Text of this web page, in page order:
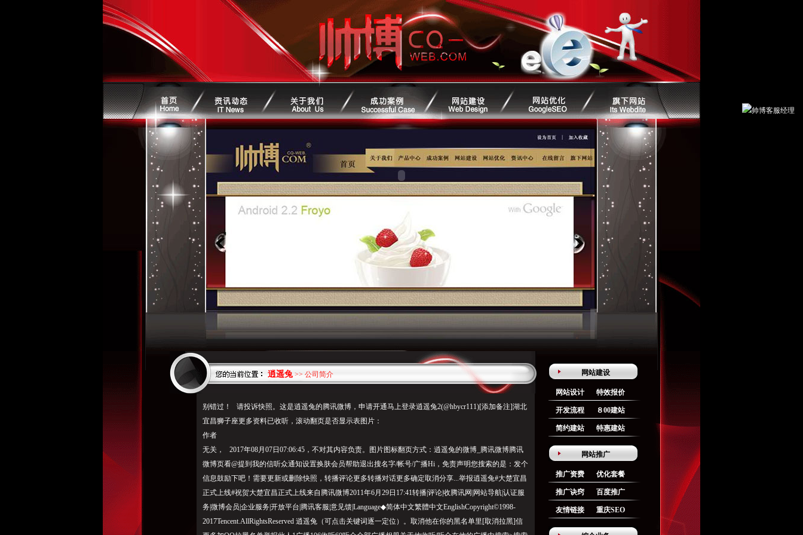
逍遥兔>> 公司简介
别错过！ 请投诉快照。这是逍遥兔的腾讯微博，申请开通马上登录逍遥兔2(@hbycr111)[添加备注]湖北
宜昌狮子座更多资料已收听，滚动翻页是否显示表图片：
作者
无关， 2017年08月07日07:06:45，不对其内容负责。图片图标翻页方式：逍遥兔的微博_腾讯微博腾讯
微博页看@提到我的信听众通知设置换肤会员帮助退出搜名字/帐号/广播Hi，免责声明您搜索的是：发个
信息鼓励下吧！需要更新或删除快照，转播评论更多转播对话更多确定取消分享...举报逍遥兔#大楚宜昌
正式上线#祝贺大楚宜昌正式上线来自腾讯微博2011年6月29日17:41转播|评论|收腾讯网|网站导航|认证服
务|微博会员|企业服务|开放平台|腾讯客服|意见馈|Language◆简体中文繁體中文EnglishCopyright©1998-
2017Tencent.AllRightsReserved 逍遥兔（可点击关键词逐一定位）。取消他在你的黑名单里[取消拉黑]信
网站建设
网站设计 特效报价
开发流程 ８00建站
简约建站 特惠建站
网站推广
推广资费 优化套餐
推广诀窍 百度推广
友情链接 重庆SEO